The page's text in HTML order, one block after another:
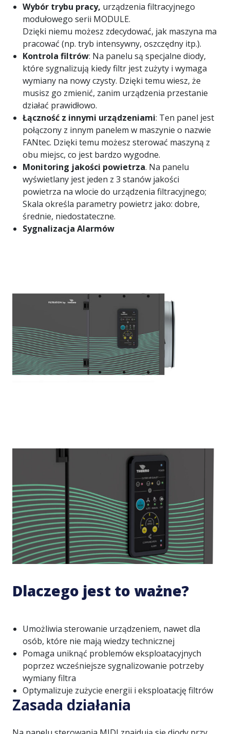
Wybór trybu pracy, urządzenia filtracyjnego
modułowego serii MODULE.
Dzięki niemu możesz zdecydować, jak maszyna ma
pracować (np. tryb intensywny, oszczędny itp.).
Kontrola filtrów: Na panelu są specjalne diody,
które sygnalizują kiedy filtr jest zużyty i wymaga
wymiany na nowy czysty. Dzięki temu wiesz, że
musisz go zmienić, zanim urządzenia przestanie
działać prawidłowo.
Łączność z innymi urządzeniami: Ten panel jest
połączony z innym panelem w maszynie o nazwie
FANtec. Dzięki temu możesz sterować maszyną z
obu miejsc, co jest bardzo wygodne.
Monitoring jakości powietrza. Na panelu
wyświetlany jest jeden z 3 stanów jakości
powietrza na wlocie do urządzenia filtracyjnego;
Skala określa parametry powietrz jako: dobre,
średnie, niedostateczne.
Sygnalizacja Alarmów
Dlaczego jest to ważne?
Umożliwia sterowanie urządzeniem, nawet dla
osób, które nie mają wiedzy technicznej
Pomaga uniknąć problemów eksploatacyjnych
poprzez wcześniejsze sygnalizowanie potrzeby
wymiany filtra
Optymalizuje zużycie energii i eksploatację filtrów
Zasada działania